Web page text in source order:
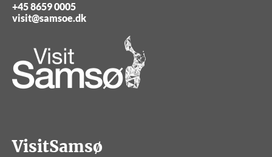
+45 8659 0005
visit@samsoe.dk
VisitSamsø